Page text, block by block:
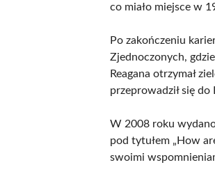
co miało miejsce w
Po zakończeniu
Zjednoczonych,
Reagana otrzymał
przeprowadził się do
W 2008 roku
pod tytułem „How
swoimi